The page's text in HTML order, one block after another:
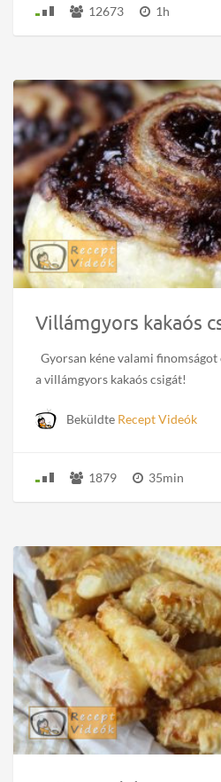
12673 1h
Villámgyors kakaós
Gyorsan kéne valami
a villámgyors kakaós csigát!
Beküldte Recept Videók
1879 35min